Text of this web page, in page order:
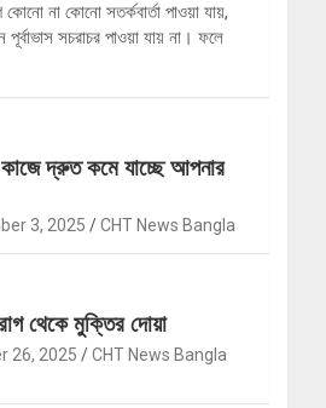
না কোনো সতর্কবার্তা পাওয়া যায়,
সচরাচর পাওয়া যায় না। ফলে
কাজে দ্রুত কমে যাচ্ছে আপনার
3, 2025 CHT News Bangla
থেকে মুক্তির দোয়া
26, 2025 CHT News Bangla